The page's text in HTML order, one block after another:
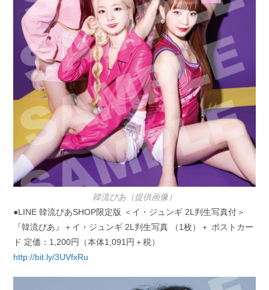
韓流ぴあ（提供画像）
●LINE 韓流ぴあSHOP限定版 ＜イ・ジュンギ 2L判生写真付＞
『韓流ぴあ』＋イ・ジュンギ 2L判生写真 （1枚）＋ ポストカー
ド 定価：1,200円（本体1,091円＋税）
http://bit.ly/3UVfxRu